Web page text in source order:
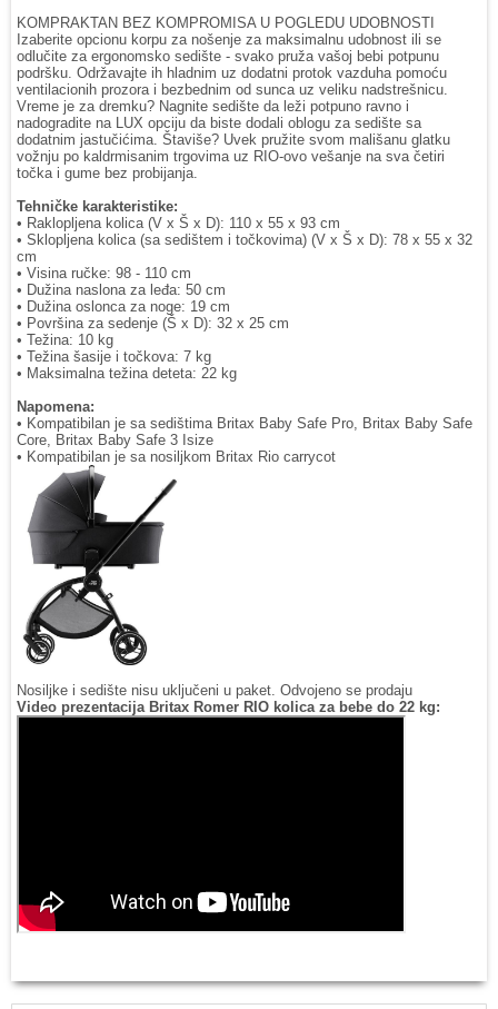
KOMPRAKTAN BEZ KOMPROMISA U POGLEDU UDOBNOSTI
Izaberite opcionu korpu za nošenje za maksimalnu udobnost ili se
odlučite za ergonomsko sedište - svako pruža vašoj bebi potpunu
podršku. Održavajte ih hladnim uz dodatni protok vazduha pomoću
ventilacionih prozora i bezbednim od sunca uz veliku nadstrešnicu.
Vreme je za dremku? Nagnite sedište da leži potpuno ravno i
nadogradite na LUX opciju da biste dodali oblogu za sedište sa
dodatnim jastučićima. Štaviše? Uvek pružite svom mališanu glatku
vožnju po kaldrmisanim trgovima uz RIO-ovo vešanje na sva četiri
točka i gume bez probijanja.
Tehničke karakteristike:
• Raklopljena kolica (V x Š x D): 110 x 55 x 93 cm
• Sklopljena kolica (sa sedištem i točkovima) (V x Š x D): 78 x 55 x 32
cm
• Visina ručke: 98 - 110 cm
• Dužina naslona za leđa: 50 cm
• Dužina oslonca za noge: 19 cm
• Površina za sedenje (Š x D): 32 x 25 cm
• Težina: 10 kg
• Težina šasije i točkova: 7 kg
• Maksimalna težina deteta: 22 kg
Napomena:
• Kompatibilan je sa sedištima Britax Baby Safe Pro, Britax Baby Safe
Core, Britax Baby Safe 3 Isize
• Kompatibilan je sa nosiljkom Britax Rio carrycot
Nosiljke i sedište nisu uključeni u paket. Odvojeno se prodaju
Video prezentacija Britax Romer RIO kolica za bebe do 22 kg: